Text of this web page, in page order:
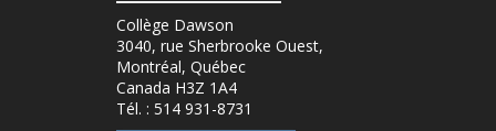
Collège Dawson
3040, rue Sherbrooke Ouest,
Montréal, Québec
Canada H3Z 1A4
Tél. : 514 931-8731